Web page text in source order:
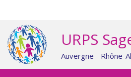
URPS
Auvergne - Rhône-